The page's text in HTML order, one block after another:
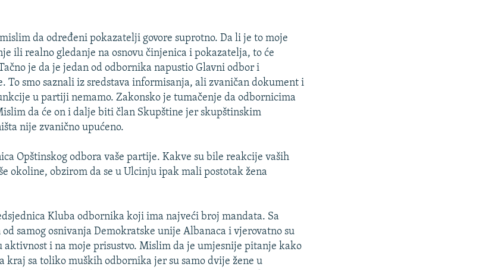
da određeni pokazatelji govore suprotno. Da li je to moje
ili realno gledanje na osnovu činjenica i pokazatelja, to će
je da je jedan od odbornika napustio Glavni odbor i
To smo saznali iz sredstava informisanja, ali zvaničan dokument i
u partiji nemamo. Zakonsko je tumačenje da odbornicima
da će on i dalje biti član Skupštine jer skupštinskim
nije zvanično upućeno.
Opštinskog odbora vaše partije. Kakve su bile reakcije vaših
okoline, obzirom da se u Ulcinju ipak mali postotak žena
Kluba odbornika koji ima najveći broj mandata. Sa
samog osnivanja Demokratske unije Albanaca i vjerovatno su
aktivnost i na moje prisustvo. Mislim da je umjesnije pitanje kako
kraj sa toliko muških odbornika jer su samo dvije žene u